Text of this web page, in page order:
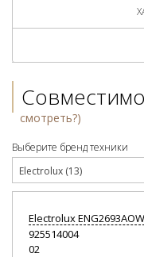
смотреть?)
Выберите бренд техники
Electrolux (13)
ElectroluxENG2693AOW
925514004
02